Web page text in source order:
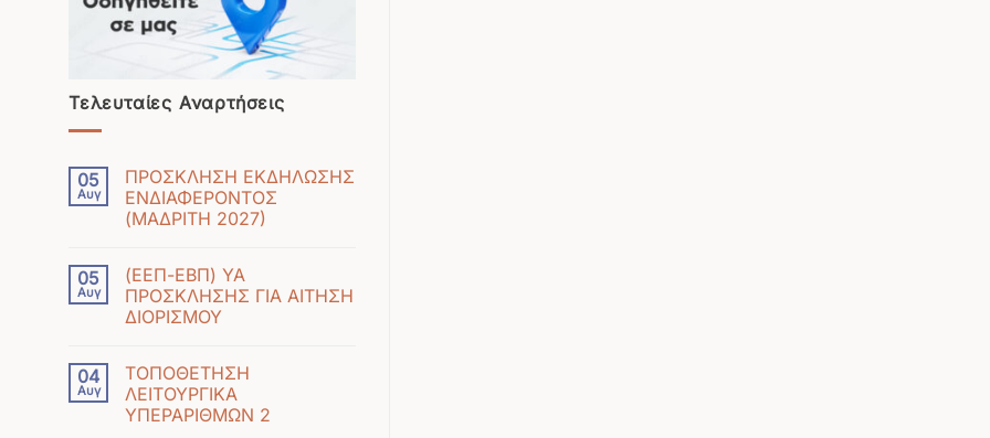
Τελευταίες Αναρτήσεις
05
Αυγ
ΠΡΟΣΚΛΗΣΗ ΕΚΔΗΛΩΣΗΣ
ΕΝΔΙΑΦΕΡΟΝΤΟΣ
(ΜΑΔΡΙΤΗ 2027)
υπάρχουν
σχόλια
στο
ΠΡΟΣΚΛΗΣΗ
ΕΝΔΙΑΦΕΡΟΝΤΟΣ
(ΜΑΔΡΙΤΗ
2027)
05
Αυγ
(ΕΕΠ-ΕΒΠ) ΥΑ
ΠΡΟΣΚΛΗΣΗΣ ΓΙΑ ΑΙΤΗΣΗ
ΔΙΟΡΙΣΜΟΥ
υπάρχουν
σχόλια
στο
(ΕΕΠ-
04
Αυγ
ΤΟΠΟΘΕΤΗΣΗ
ΛΕΙΤΟΥΡΓΙΚΑ
ΥΠΕΡΑΡΙΘΜΩΝ 2